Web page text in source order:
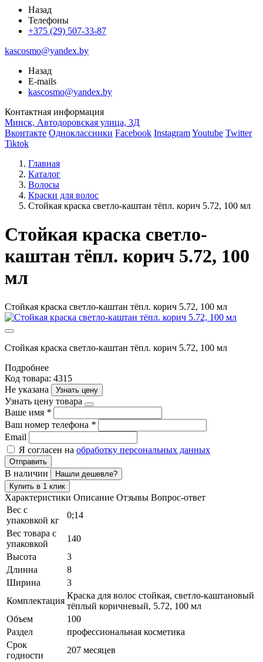
Назад
Телефоны
+375 (29) 507-33-87
kascosmo@yandex.by
Назад
E-mails
kascosmo@yandex.by
Контактная информация
Минск, Автодоровская улица, 3Д
Вконтакте Одноклассники Facebook InstagramYoutube Twitter
Tiktok
Главная
Каталог
Волосы
Краски для волос
Стойкая краска светло-каштан тёпл. корич 5.72, 100 мл
Стойкая краска светло-
каштан тёпл. корич 5.72, 100
мл
Стойкая краска светло-каштан тёпл. корич 5.72, 100 мл
Стойкая краска светло-каштан тёпл. корич 5.72, 100 мл
Подробнее
Код товара: 4315
Не указана
Узнать цену
Узнать цену товара
Ваше имя *
Ваш номер телефона *
Email
Я согласен на обработку персональных данных
Отправить
В наличии
Нашли дешевле?
Купить в 1 клик
Характеристики Описание Отзывы Вопрос-ответ
Вес с
упаковкой кг
0;14
Вес товара с
упаковкой
140
Высота
3
Длинна
8
Ширина
3
Комплектация
Краска для волос стойкая, светло-каштановый
тёплый коричневый, 5.72, 100 мл
Объем
100
Раздел
профессиональная косметика
Срок
годности
207 месяцев